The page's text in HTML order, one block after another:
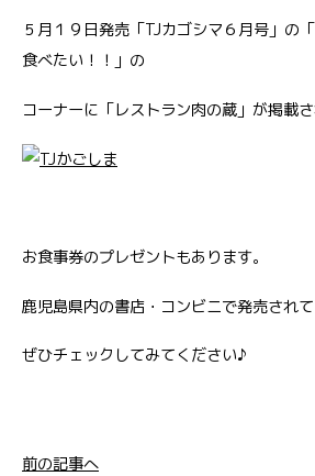
５月１９日発売「TJカゴシマ６月号」の
食べたい！！」の
コーナーに「レストラン肉の蔵」が掲載さ
お食事券のプレゼントもあります。
鹿児島県内の書店・コンビニで発売されて
ぜひチェックしてみてください♪
前の記事へ